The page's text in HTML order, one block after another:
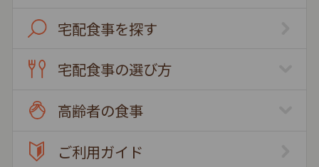
宅配食事を探す
宅配食事の選び方
高齢者の食事
ご利用ガイド